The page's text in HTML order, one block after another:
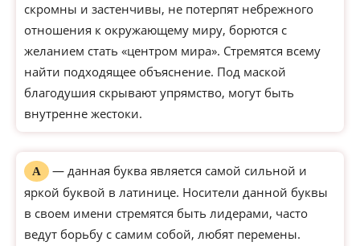
скромны и застенчивы, не потерпят небрежного
отношения к окружающему миру, борются с
желанием стать «центром мира». Стремятся всему
найти подходящее объяснение. Под маской
благодушия скрывают упрямство, могут быть
внутренне жестоки.
А
— данная буква является самой сильной и
яркой буквой в латинице. Носители данной буквы
в своем имени стремятся быть лидерами, часто
ведут борьбу с самим собой, любят перемены.